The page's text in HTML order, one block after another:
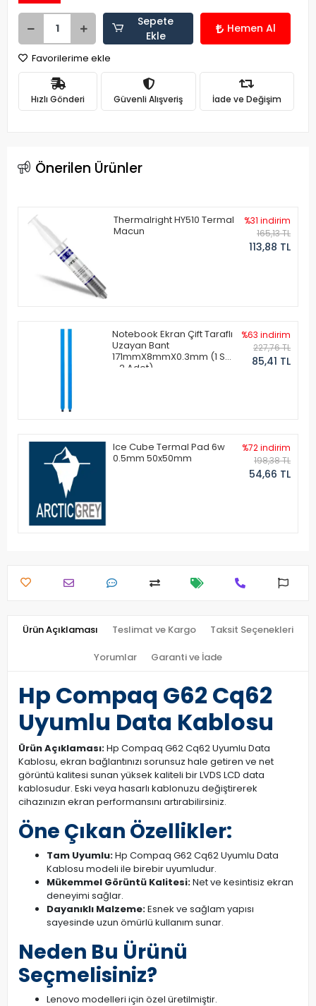
Sepete
Ekle
Hemen Al
Favorilerime ekle
Hızlı Gönderi Güvenli Alışveriş İade ve Değişim
Önerilen Ürünler
Thermalright HY510 Termal
Macun
%31 indirim
165,13 TL
113,88 TL
Notebook Ekran Çift Taraflı
Uzayan Bant
171mmX8mmX0.3mm (1 Set
- 2 Adet)
%63 indirim
227,76 TL
85,41 TL
Ice Cube Termal Pad 6w
0.5mm 50x50mm
%72 indirim
198,38 TL
54,66 TL
Ürün Açıklaması Teslimat ve Kargo Taksit Seçenekleri
Yorumlar Garanti ve İade
Hp Compaq G62 Cq62
Uyumlu Data Kablosu
Ürün Açıklaması:Hp Compaq G62 Cq62 Uyumlu Data
Kablosu, ekran bağlantınızı sorunsuz hale getiren ve net
görüntü kalitesi sunan yüksek kaliteli bir LVDS LCD data
kablosudur. Eski veya hasarlı kablonuzu değiştirerek
cihazınızın ekran performansını artırabilirsiniz.
Öne Çıkan Özellikler:
Tam Uyumlu:Hp Compaq G62 Cq62 Uyumlu Data
Kablosu modeli ile birebir uyumludur.
Mükemmel Görüntü Kalitesi:Net ve kesintisiz ekran
deneyimi sağlar.
Dayanıklı Malzeme:Esnek ve sağlam yapısı
sayesinde uzun ömürlü kullanım sunar.
Neden Bu Ürünü
Seçmelisiniz?
Lenovo modelleri için özel üretilmiştir.